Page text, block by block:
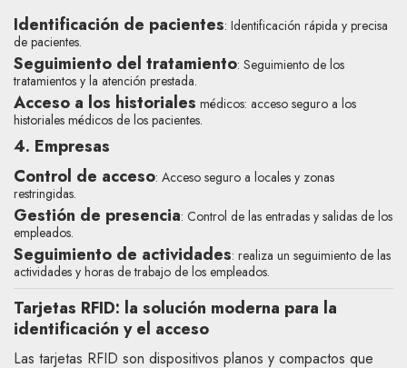
Identificación de pacientes: Identificación rápida y precisa
de pacientes.
Seguimiento del tratamiento: Seguimiento de los
tratamientos y la atención prestada.
Acceso a los historiales médicos: acceso seguro a los
historiales médicos de los pacientes.
4. Empresas
Control de acceso: Acceso seguro a locales y zonas
restringidas.
Gestión de presencia: Control de las entradas y salidas de los
empleados.
Seguimiento de actividades: realiza un seguimiento de las
actividades y horas de trabajo de los empleados.
Tarjetas RFID: la solución moderna para la
identificación y el acceso
Las tarjetas RFID son dispositivos planos y compactos que